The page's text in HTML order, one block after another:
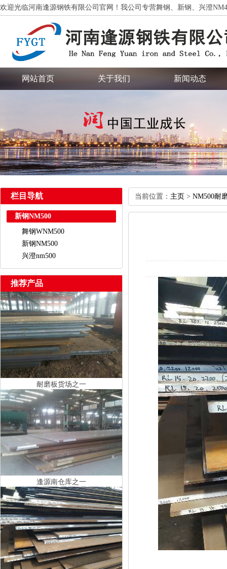
欢迎光临河南逢源钢铁有限公司官网！我公司专营舞钢、新钢、兴澄
网站首页 关于我们 新闻动态
栏目导航
新钢NM500
舞钢WNM500
新钢NM500
兴澄nm500
推荐产品
耐磨板货场之一
逢源南仓库之一
当前位置： 主页 > NM500耐